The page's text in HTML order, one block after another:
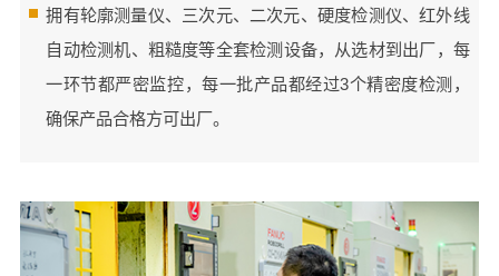
拥有轮廓测量仪、三次元、二次元、硬度检测仪、红外线
自动检测机、粗糙度等全套检测设备，从选材到出厂，每
一环节都严密监控，每一批产品都经过3个精密度检测，
确保产品合格方可出厂。